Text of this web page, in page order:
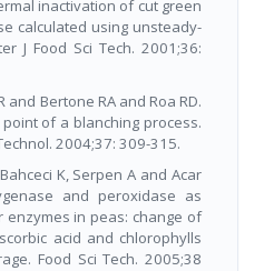
inactivation of cut green
calculated using unsteady-
J Food Sci Tech. 2001;36:
and Bertone RA and Roa RD.
of a blanching process.
2004;37: 309-315.
K, Serpen A and Acar
and peroxidase as
enzymes in peas: change of
acid and chlorophylls
Food Sci Tech. 2005;38